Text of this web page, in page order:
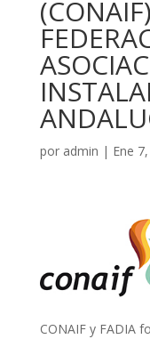
por admin | Ene
CONAIF y FADIA